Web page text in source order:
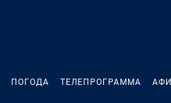
ПОГОДА ТЕЛЕПРОГРАММА